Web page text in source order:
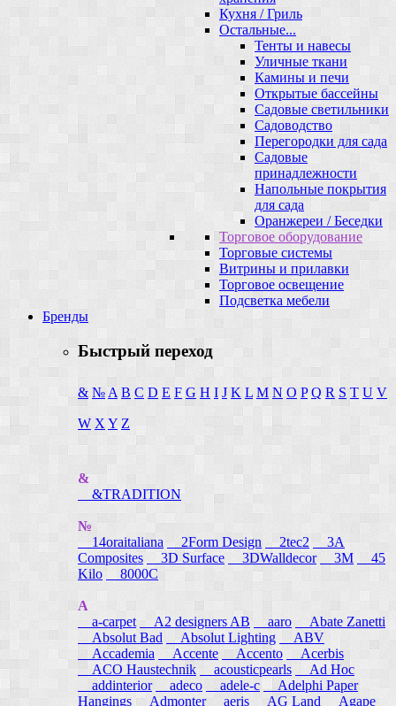
Кухня / Гриль
Остальные...
Тенты и навесы
Уличные ткани
Камины и печи
Открытые бассейны
Садовые светильники
Садоводство
Перегородки для сада
Садовые
принадлежности
Напольные покрытия
для сада
Оранжереи / Беседки
Торговое оборудование
Торговые системы
Витрины и прилавки
Торговое освещение
Подсветка мебели
Бренды
Быстрый переход
& № A B C D E F G H I J K L M N O P Q R S T U V
W X Y Z
&
&TRADITION
№
14oraitaliana
2Form Design 2tec2
3A
Composites
3D Surface 3DWalldecor 3M
45
Kilo
8000C
A
a-carpet
A2 designers AB aaro
Abate Zanetti
Absolut Bad
Absolut Lighting
ABV
Accademia
Accente Accento
Acerbis
ACO Haustechnik
acousticpearls
Ad Hoc
addinterior
adeco adele-c
Adelphi Paper
Hangings Admonter aeris AG Land Agape